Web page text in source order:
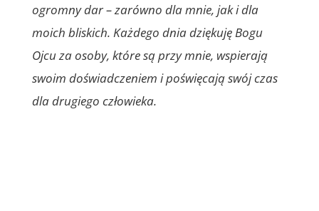
ogromny dar – zarówno dla mnie, jak i dla
moich bliskich. Każdego dnia dziękuję Bogu
Ojcu za osoby, które są przy mnie, wspierają
swoim doświadczeniem i poświęcają swój czas
dla drugiego człowieka.